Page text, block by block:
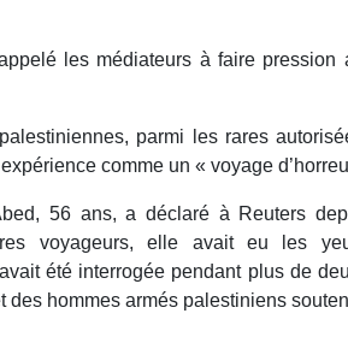
les médiateurs à faire pression
parmi les rares
comme un « voyage
56 ans, a déclaré à Reuters
voyageurs, elle avait eu les
été interrogée pendant plus de
des hommes armés palestiniens